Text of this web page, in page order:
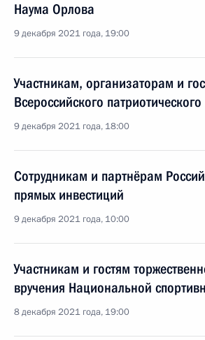
Наума Орлова
9 декабря 2021 года, 19:00
Участникам, организаторам и
Всероссийского
9 декабря 2021 года, 18:00
Сотрудникам и партнёрам
прямых инвестиций
9 декабря 2021 года, 10:00
Участникам и гостям
вручения Национальной
8 декабря 2021 года, 19:00